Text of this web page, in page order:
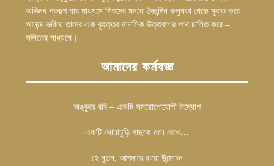
অভিনব প্রকল্প যার মাধ্যমে শিশুদের মনকে দৈনন্দিন কলুষতা থেকে মুক্ত করে
আনন্দে ভরিয়ে তাদের এক বৃহত্তর মানসিক উত্তরণের পথে চালিত করে –
সঙ্গীতের মাধ্যমে।
আমাদের কর্মযজ্ঞ
অঙ্কুরে রবি – একটি সময়োপোযোগী উদ্যোগ
একটি সোনাচুড়ি গাছকে মনে রেখে…
হে নূতন, আপনারে করো উন্মোচন